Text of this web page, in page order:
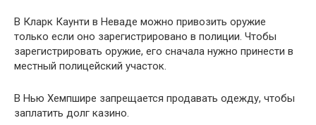
В Кларк Каунти в Неваде можно привозить оружие
только если оно зарегистрировано в полиции. Чтобы
зарегистрировать оружие, его сначала нужно принести в
местный полицейский участок.
В Нью Хемпшире запрещается продавать одежду, чтобы
заплатить долг казино.